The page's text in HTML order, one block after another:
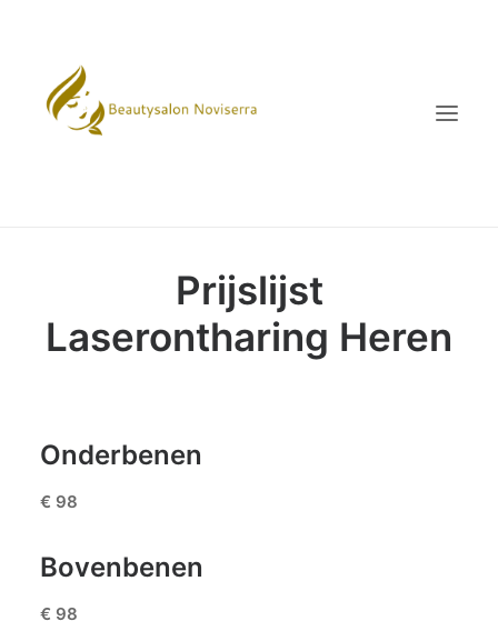
BEHANDELINGEN
CONTACT
KLACHTEN-PROCEDURE
Prijslijst
Laserontharing Heren
Onderbenen
€ 98
Bovenbenen
€ 98